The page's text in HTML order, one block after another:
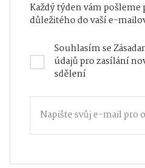
Každý týden vám pošleme
důležitého do vaší e-
Souhlasím se
údajůpro zasílání
sdělení